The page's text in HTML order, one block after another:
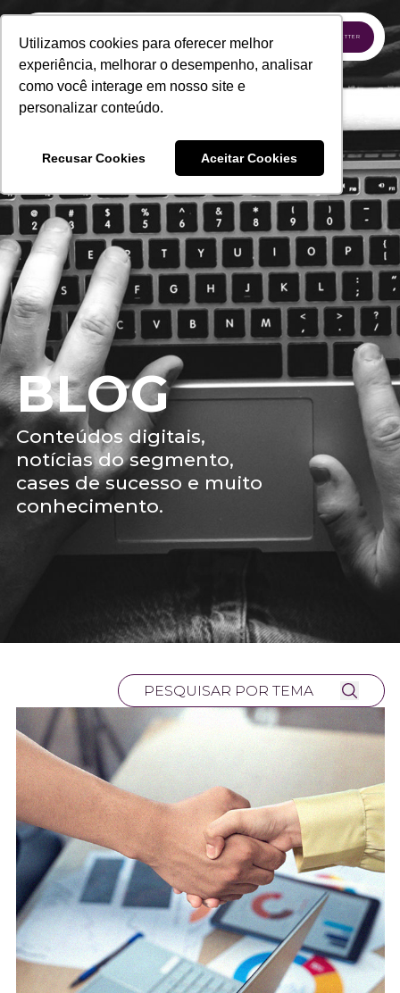
Utilizamos cookies para oferecer melhor
experiência, melhorar o desempenho, analisar
como você interage em nosso site e
personalizar conteúdo.
Recusar Cookies Aceitar Cookies
INSCREVA-SE NA NEWSLETTER
BLOG
Conteúdos digitais,
notícias do segmento,
cases de sucesso e muito
conhecimento.